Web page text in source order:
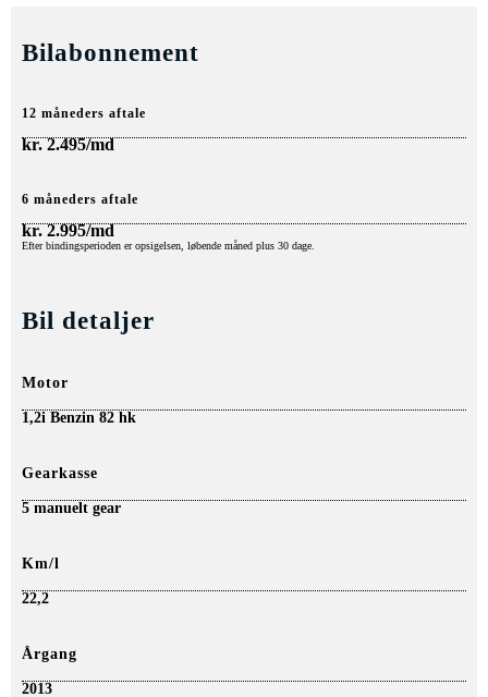
Bilabonnement
12 måneders aftale
kr.2.495/md
6 måneders aftale
kr.2.995/md
Efter bindingsperioden er opsigelsen, løbende måned plus 30 dage.
Bil detaljer
Motor
1,2i Benzin 82 hk
Gearkasse
5 manuelt gear
Km/l
22,2
Årgang
2013